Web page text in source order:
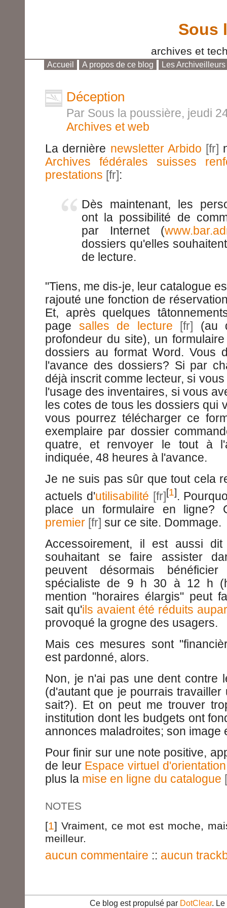
Sous
archives et
Accueil A propos de ce blog
Les Archiveilleurs
Déception
Par Sous la poussière, jeudi
Archives et web
La dernière newsletter Arbido
Archives fédérales suisses
prestations
:
Dès maintenant, les
ont la possibilité de
par Internet (
dossiers qu'elles
de lecture.
"Tiens, me dis-je, leur catalogue
rajouté une fonction de
Et, après quelques
page salles de lecture
(au
profondeur du site), un
dossiers au format Word. Vous
l'avance des dossiers? Si par
déjà inscrit comme lecteur, si
l'usage des inventaires, si vous
les cotes de tous les dossiers qui
vous pourrez télécharger ce
exemplaire par dossier
quatre, et renvoyer le tout à
indiquée, 48 heures à l'avance.
Je ne suis pas sûr que tout cela
actuels d'utilisabilité [1].
place un formulaire en
premier
sur ce site. Dommage.
Accessoirement, il est aussi
souhaitant se faire assister
peuvent désormais
spécialiste de 9 h 30 à 12 h
mention "horaires élargis" peut
sait qu'ils avaient été réduits
provoqué la grogne des usagers.
Mais ces mesures sont
est pardonné, alors.
Non, je n'ai pas une dent contre
(d'autant que je pourrais
sait?). Et on peut me trouver
institution dont les budgets ont
annonces maladroites; son image
Pour finir sur une note positive,
de leur Espace virtuel d'orientation
plus la mise en ligne du catalogue
NOTES
[1] Vraiment, ce mot est moche,
meilleur.
aucun commentaire :: aucun
Ce blog est propulsé par DotClear. Le